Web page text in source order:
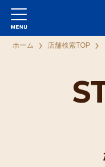
ホーム 店舗検索TOP